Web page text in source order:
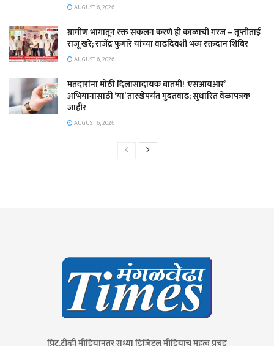
AUGUST 6, 2026
ग्रामीण भागातून रक्त संकलन करणे ही काळाची गरज – तृप्तीताई
राजू खरे; राजेंद्र फुगारे यांच्या वाढदिवशी भव्य रक्तदान शिबिर
AUGUST 6, 2026
मतदारांना मोठी दिलासादायक बातमी! ‘एसआयआर’
अभियानासाठी ‘या’ तारखेपर्यंत मुदतवाढ; सुधारित वेळापत्रक
जाहीर
AUGUST 6, 2026